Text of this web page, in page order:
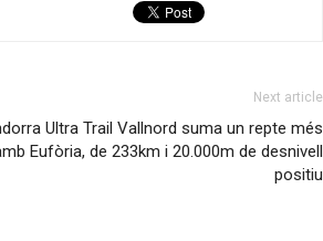
Next article
Ultra Trail Vallnord suma un repte més
Eufòria, de 233km i 20.000m de desnivell
positiu